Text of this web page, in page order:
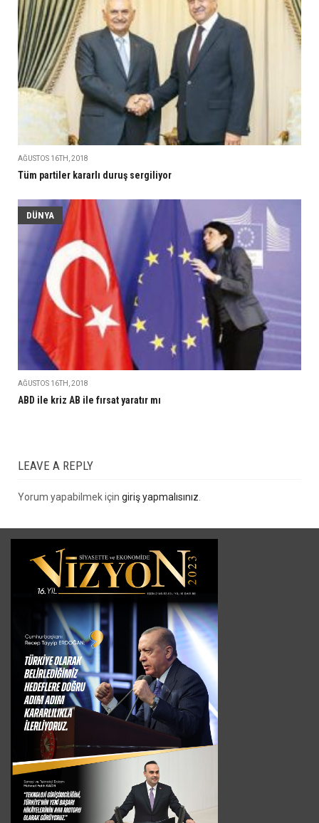
AĞUSTOS 16TH, 2018
Tüm partiler kararlı duruş sergiliyor
DÜNYA
AĞUSTOS 16TH, 2018
ABD ile kriz AB ile fırsat yaratır mı
LEAVE A REPLY
Yorum yapabilmek için giriş yapmalısınız.